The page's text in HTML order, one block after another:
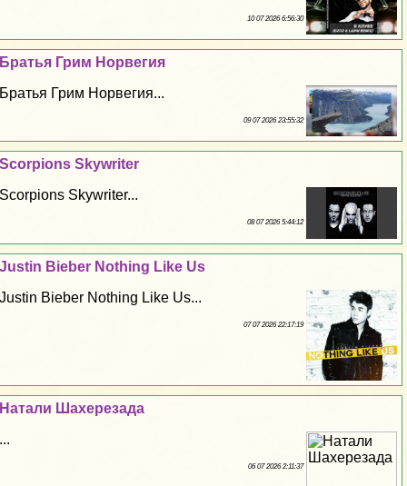
10 07 2026 6:56:30
Братья Грим Норвегия
Братья Грим Норвегия...
09 07 2026 23:55:32
Scorpions Skywriter
Scorpions Skywriter...
08 07 2026 5:44:12
Justin Bieber Nothing Like Us
Justin Bieber Nothing Like Us...
07 07 2026 22:17:19
Натали Шахерезада
...
06 07 2026 2:11:37